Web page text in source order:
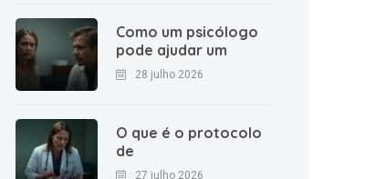
Como um psicólogo
pode ajudar um
28 julho 2026
O que é o protocolo
de
27 julho 2026